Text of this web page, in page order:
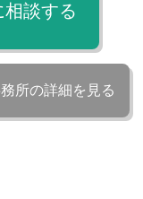
談する
所の詳細を見る